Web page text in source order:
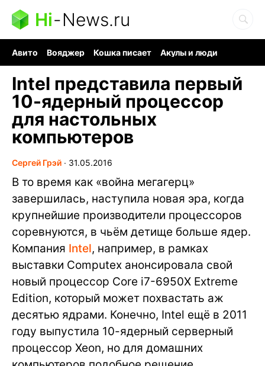
Hi-News.ru
Авито Вояджер Кошка писает
Акулы и люди
Intel представила первый
10-ядерный процессор
для настольных
компьютеров
Сергей Грэй ∙ 31.05.2016
В то время как «война мегагерц»
завершилась, наступила новая эра, когда
крупнейшие производители процессоров
соревнуются, в чьём детище больше ядер.
Компания Intel, например, в рамках
выставки Computex анонсировала свой
новый процессор Core i7-6950X Extreme
Edition, который может похвастать аж
десятью ядрами. Конечно, Intel ещё в 2011
году выпустила 10-ядерный серверный
процессор Xeon, но для домашних